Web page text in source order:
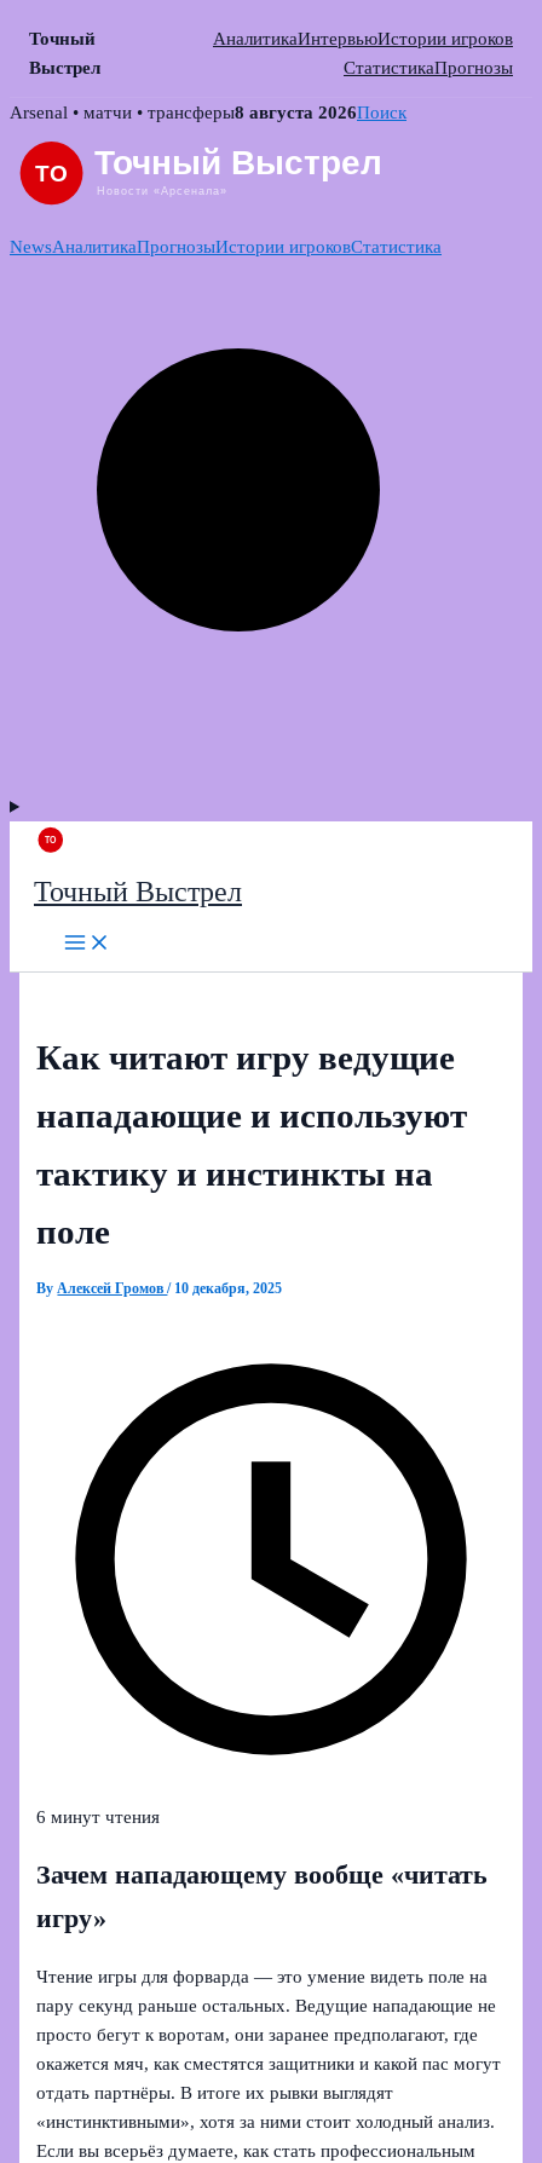
Точный
Выстрел
АналитикаИнтервьюИстории игроков
СтатистикаПрогнозы
Skip
content
Arsenal • матчи • трансферы8 августа 2026Поиск
NewsАналитикаПрогнозыИстории игроковСтатистика
Точный Выстрел
Как читают игру ведущие
нападающие и используют
тактику и инстинкты на
поле
By Алексей Громов/ 10 декабря, 2025
6 минут чтения
Зачем нападающему вообще «читать
игру»
Чтение игры для форварда — это умение видеть поле на
пару секунд раньше остальных. Ведущие нападающие не
просто бегут к воротам, они заранее предполагают, где
окажется мяч, как сместятся защитники и какой пас могут
отдать партнёры. В итоге их рывки выглядят
«инстинктивными», хотя за ними стоит холодный анализ.
Если вы всерьёз думаете, как стать профессиональным